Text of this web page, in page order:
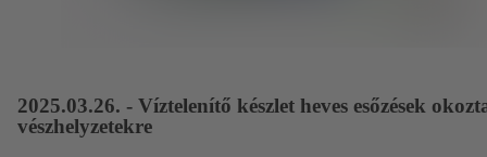
2025.03.26. - Víztelenítő készlet heves esőzések
vészhelyzetekre